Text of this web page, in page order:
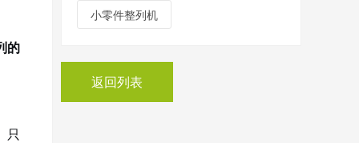
的
只
小零件整列机
返回列表